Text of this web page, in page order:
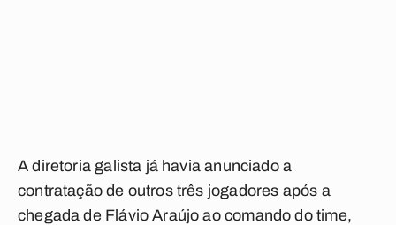
A diretoria galista já havia anunciado a
contratação de outros três jogadores após a
chegada de Flávio Araújo ao comando do time,